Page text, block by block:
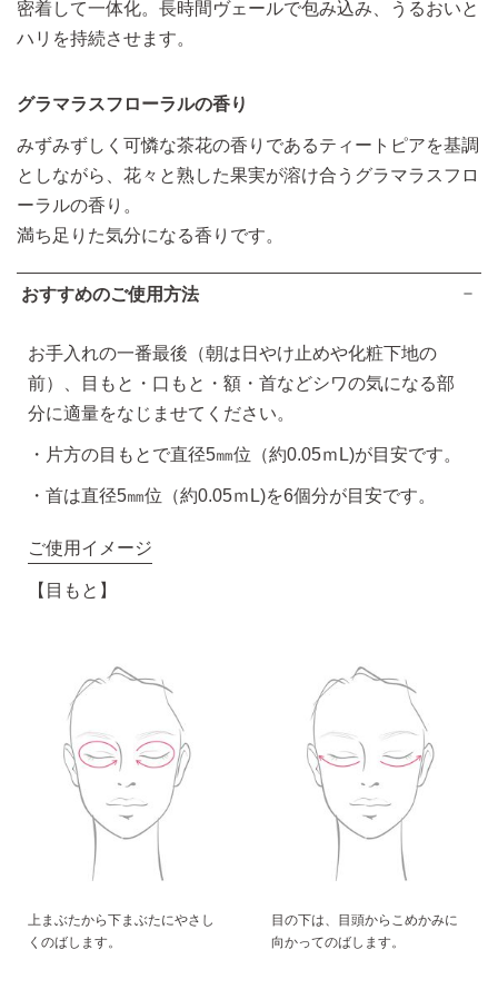
密着して一体化。長時間ヴェールで包み込み、うるおいと
ハリを持続させます。
グラマラスフローラルの香り
みずみずしく可憐な茶花の香りであるティートピアを基調
としながら、花々と熟した果実が溶け合うグラマラスフロ
ーラルの香り。
満ち足りた気分になる香りです。
おすすめのご使用方法
お手入れの一番最後（朝は日やけ止めや化粧下地の
前）、目もと・口もと・額・首などシワの気になる部
分に適量をなじませてください。
片方の目もとで直径5㎜位（約0.05ｍL)が目安です。
首は直径5㎜位（約0.05ｍL)を6個分が目安です。
ご使用イメージ
【目もと】
上まぶたから下まぶたにやさし
くのばします。
目の下は、目頭からこめかみに
向かってのばします。